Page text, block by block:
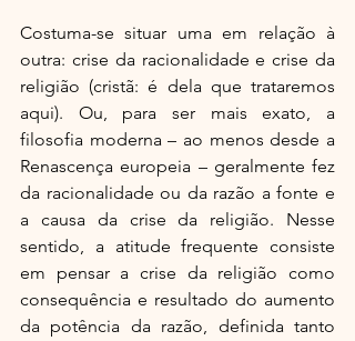
Costuma-se situar uma em relação à
outra: crise da racionalidade e crise da
religião (cristã: é dela que trataremos
aqui). Ou, para ser mais exato, a
filosofia moderna – ao menos desde a
Renascença europeia – geralmente fez
da racionalidade ou da razão a fonte e
a causa da crise da religião. Nesse
sentido, a atitude frequente consiste
em pensar a crise da religião como
consequência e resultado do aumento
da potência da razão, definida tanto